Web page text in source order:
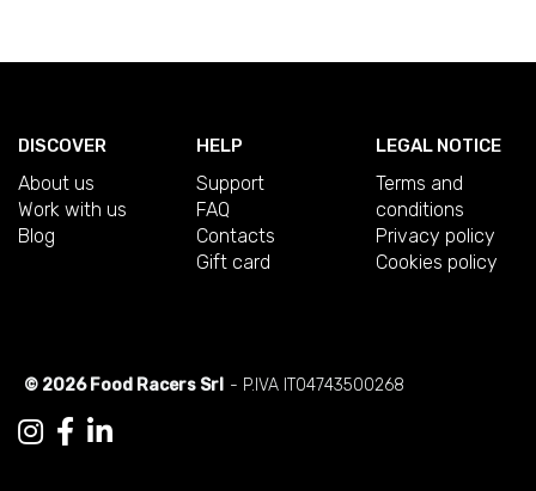
DISCOVER
About us
Work with us
Blog
HELP
Support
FAQ
Contacts
Gift card
LEGAL NOTICE
Terms and
conditions
Privacy policy
Cookies policy
© 2026 Food Racers Srl - P.IVA IT04743500268